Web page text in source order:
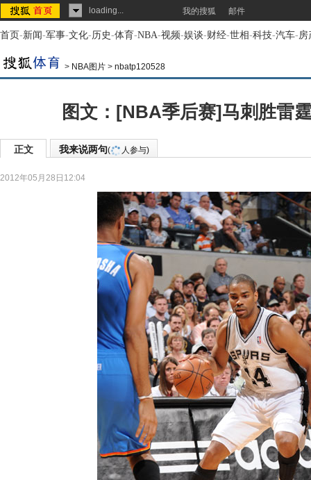
loading... 我的搜狐 邮件
首页-新闻-军事-文化-历史-体育-NBA-视频-娱谈-财经-世相-科技-汽车-房
> NBA图片 > nbatp120528
图文：[NBA季后赛]马刺胜雷
正文 我来说两句( 人参与)
2012年05月28日12:04